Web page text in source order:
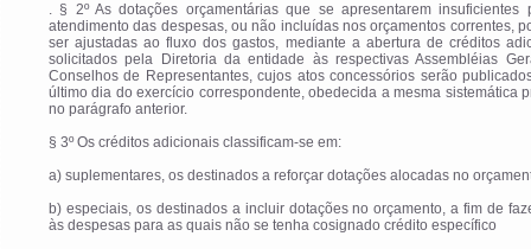
. § 2º As dotações orçamentárias que se apresentarem insuficientes
atendimento das despesas, ou não incluídas nos orçamentos correntes,
ser ajustadas ao fluxo dos gastos, mediante a abertura de créditos
solicitados pela Diretoria da entidade às respectivas Assembléias
Conselhos de Representantes, cujos atos concessórios serão
último dia do exercício correspondente, obedecida a mesma sistemática
no parágrafo anterior.
§ 3º Os créditos adicionais classificam-se em:
a) suplementares, os destinados a reforçar dotações alocadas no
b) especiais, os destinados a incluir dotações no orçamento, a fim de
às despesas para as quais não se tenha cosignado crédito específico